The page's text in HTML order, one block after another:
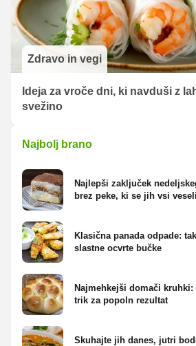
Zdravo in vegi
Ideja za vroče dni, ki navduši z
svežino
Najbolj brano
Najlepši zaključek
brez peke, ki se jih vsi
Klasična panada odpade:
slastne ocvrte bučke
Najmehkejši domači
trik za popoln rezultat
Skuhajte jih danes, jutri